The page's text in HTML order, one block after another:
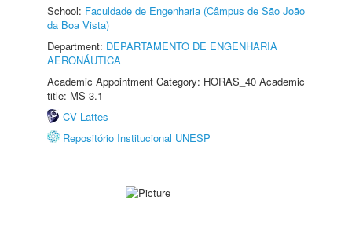
School: Faculdade de Engenharia (Câmpus de São João
da Boa Vista)
Department: DEPARTAMENTO DE ENGENHARIA
AERONÁUTICA
Academic Appointment Category: HORAS_40 Academic
title: MS-3.1
CV Lattes
Repositório Institucional UNESP